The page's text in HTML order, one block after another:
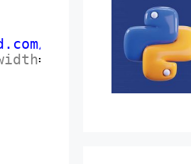
apk/res/android"
=
"fill_parent"